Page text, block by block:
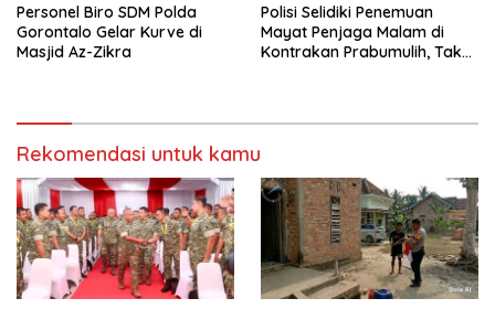
Personel Biro SDM Polda
Gorontalo Gelar Kurve di
Masjid Az-Zikra
Polisi Selidiki Penemuan
Mayat Penjaga Malam di
Kontrakan Prabumulih, Tak
Rekomendasi untuk kamu